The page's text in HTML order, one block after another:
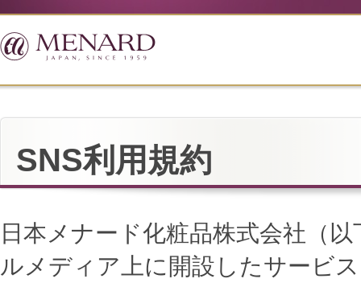
SNS利用規約
日本メナード化粧品株式会社（
ルメディア上に開設したサービ